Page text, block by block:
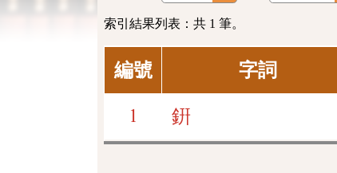
索引結果列表：共 1 筆。
編號 字詞
1 銒